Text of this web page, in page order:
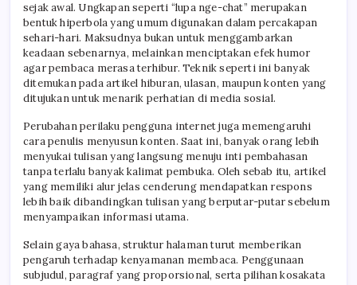
sejak awal. Ungkapan seperti “lupa nge-chat” merupakan
bentuk hiperbola yang umum digunakan dalam percakapan
sehari-hari. Maksudnya bukan untuk menggambarkan
keadaan sebenarnya, melainkan menciptakan efek humor
agar pembaca merasa terhibur. Teknik seperti ini banyak
ditemukan pada artikel hiburan, ulasan, maupun konten yang
ditujukan untuk menarik perhatian di media sosial.
Perubahan perilaku pengguna internet juga memengaruhi
cara penulis menyusun konten. Saat ini, banyak orang lebih
menyukai tulisan yang langsung menuju inti pembahasan
tanpa terlalu banyak kalimat pembuka. Oleh sebab itu, artikel
yang memiliki alur jelas cenderung mendapatkan respons
lebih baik dibandingkan tulisan yang berputar-putar sebelum
menyampaikan informasi utama.
Selain gaya bahasa, struktur halaman turut memberikan
pengaruh terhadap kenyamanan membaca. Penggunaan
subjudul, paragraf yang proporsional, serta pilihan kosakata